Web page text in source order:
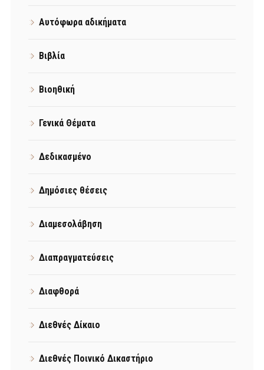
Αυτόφωρα αδικήματα
Βιβλία
Βιοηθική
Γενικά Θέματα
Δεδικασμένο
Δημόσιες θέσεις
Διαμεσολάβηση
Διαπραγματεύσεις
Διαφθορά
Διεθνές Δίκαιο
Διεθνές Ποινικό Δικαστήριο